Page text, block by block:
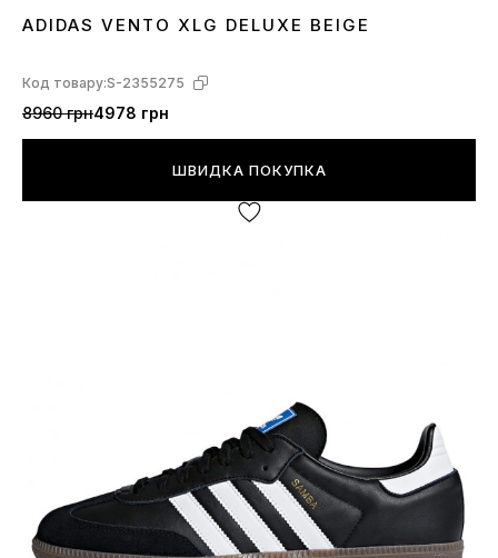
37 3839 40 41 42434445
ADIDAS VENTO XLG DELUXE BEIGE
Код товару:S-2355275
8960 грн4978 грн
ШВИДКА ПОКУПКА